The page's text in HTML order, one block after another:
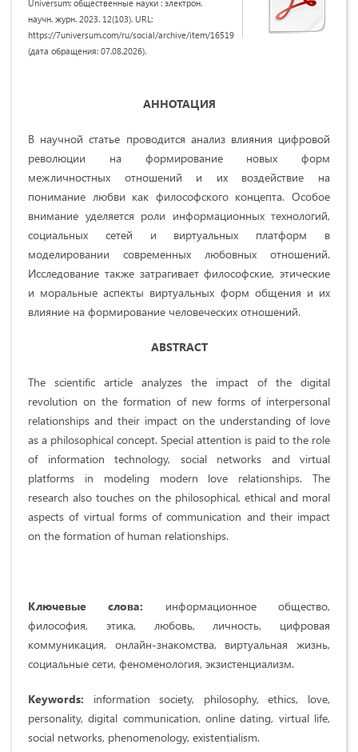
Universum: общественные науки : электрон.
научн. журн. 2023. 12(103). URL:
https://7universum.com/ru/social/archive/item/16519
(дата обращения: 07.08.2026).
АННОТАЦИЯ
В научной статье проводится анализ влияния цифровой
революции на формирование новых форм
межличностных отношений и их воздействие на
понимание любви как философского концепта. Особое
внимание уделяется роли информационных технологий,
социальных сетей и виртуальных платформ в
моделировании современных любовных отношений.
Исследование также затрагивает философские, этические
и моральные аспекты виртуальных форм общения и их
влияние на формирование человеческих отношений.
ABSTRACT
The scientific article analyzes the impact of the digital
revolution on the formation of new forms of interpersonal
relationships and their impact on the understanding of love
as a philosophical concept. Special attention is paid to the role
of information technology, social networks and virtual
platforms in modeling modern love relationships. The
research also touches on the philosophical, ethical and moral
aspects of virtual forms of communication and their impact
on the formation of human relationships.
Ключевые слова: информационное общество,
философия, этика, любовь, личность, цифровая
коммуникация, онлайн-знакомства, виртуальная жизнь,
социальные сети, феноменология, экзистенциализм.
Keywords: information society, philosophy, ethics, love,
personality, digital communication, online dating, virtual life,
social networks, phenomenology, existentialism.